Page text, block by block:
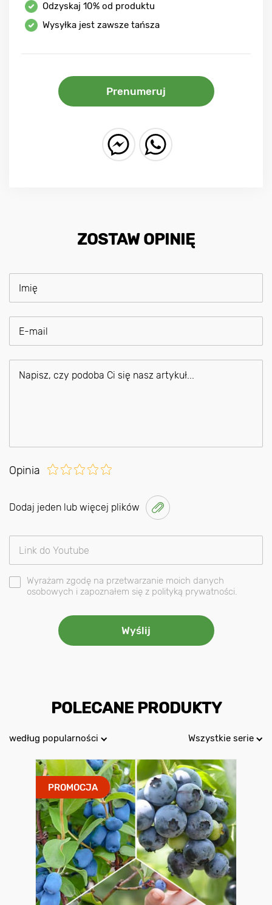
Odzyskaj 10% od produktu
Wysyłka jest zawsze tańsza
Prenumeruj
ZOSTAW OPINIĘ
Opinia
Dodaj jeden lub więcej plików
Wyrażam zgodę na przetwarzanie moich danych
osobowych i zapoznałem się z polityką prywatności.
POLECANE PRODUKTY
według popularności Wszystkie serie
PROMOCJA